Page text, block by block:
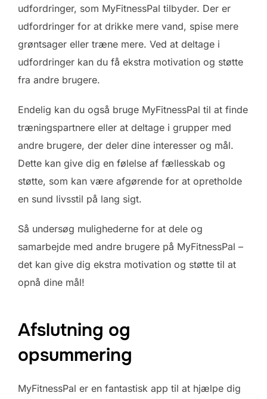
udfordringer, som MyFitnessPal tilbyder. Der er
udfordringer for at drikke mere vand, spise mere
grøntsager eller træne mere. Ved at deltage i
udfordringer kan du få ekstra motivation og støtte
fra andre brugere.
Endelig kan du også bruge MyFitnessPal til at finde
træningspartnere eller at deltage i grupper med
andre brugere, der deler dine interesser og mål.
Dette kan give dig en følelse af fællesskab og
støtte, som kan være afgørende for at opretholde
en sund livsstil på lang sigt.
Så undersøg mulighederne for at dele og
samarbejde med andre brugere på MyFitnessPal –
det kan give dig ekstra motivation og støtte til at
opnå dine mål!
Afslutning og
opsummering
MyFitnessPal er en fantastisk app til at hjælpe dig